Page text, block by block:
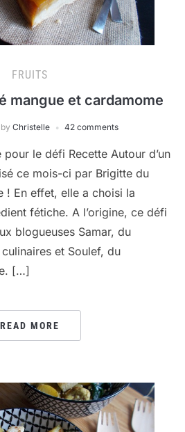
FRUITS
mangue et cardamome
by Christelle 42 comments
pour le défi Recette Autour d’un
ce mois-ci par Brigitte du
! En effet, elle a choisi la
fétiche. A l’origine, ce défi
blogueuses Samar, du
et Soulef, du
[…]
READ MORE